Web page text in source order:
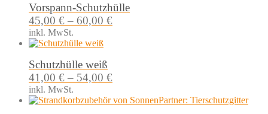
Vorspann-Schutzhülle
45,00 € – 60,00 €
inkl. MwSt.
Schutzhülle weiß
41,00 € – 54,00 €
inkl. MwSt.